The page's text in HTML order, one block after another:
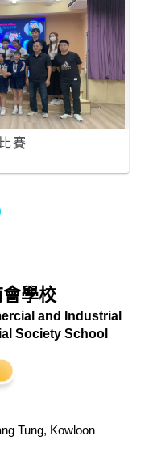
賽
學校
and Industrial
Society School
Tung, Kowloon